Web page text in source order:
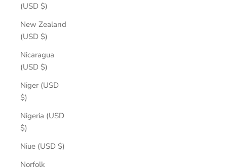
(USD $)
New Zealand
(USD $)
Nicaragua
(USD $)
Niger (USD
$)
Nigeria (USD
$)
Niue (USD $)
Norfolk